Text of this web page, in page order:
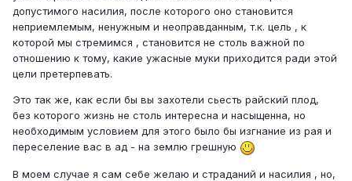
допустимого насилия, после которого оно становится
неприемлемым, ненужным и неоправданным, т.к. цель , к
которой мы стремимся , становится не столь важной по
отношению к тому, какие ужасные муки приходится ради этой
цели претерпевать.
Это так же, как если бы вы захотели сьесть райский плод,
без которого жизнь не столь интересна и насыщенна, но
необходимым условием для этого было бы изгнание из рая и
переселение вас в ад - на землю грешную
В моем случае я сам себе желаю и страданий и насилия , но,